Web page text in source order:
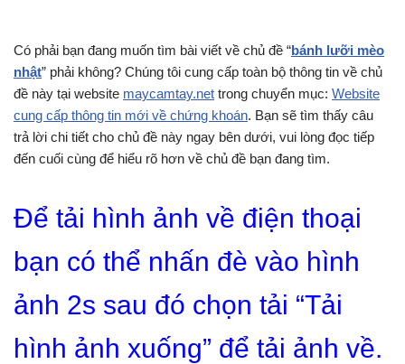
Có phải bạn đang muốn tìm bài viết về chủ đề “bánh lưỡi mèo
nhật” phải không? Chúng tôi cung cấp toàn bộ thông tin về chủ
đề này tại website maycamtay.net trong chuyển mục: Website
cung cấp thông tin mới về chứng khoán. Bạn sẽ tìm thấy câu
trả lời chi tiết cho chủ đề này ngay bên dưới, vui lòng đọc tiếp
đến cuối cùng để hiểu rõ hơn về chủ đề bạn đang tìm.
Để tải hình ảnh về điện thoại
bạn có thể nhấn đè vào hình
ảnh 2s sau đó chọn tải “Tải
hình ảnh xuống” để tải ảnh về.